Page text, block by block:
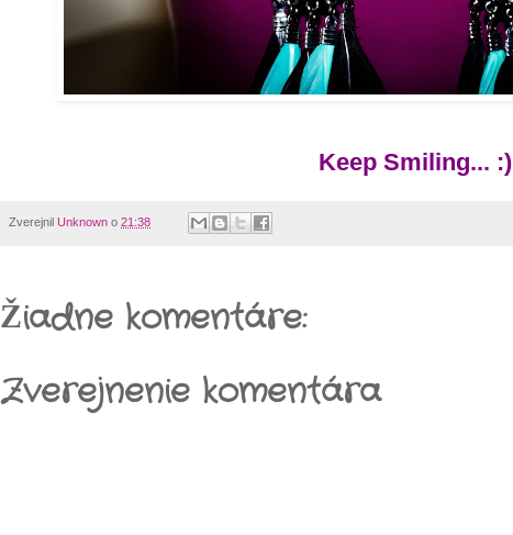
Keep Smiling... :)
Zverejnil Unknown o 21:38
Žiadne komentáre:
Zverejnenie komentára